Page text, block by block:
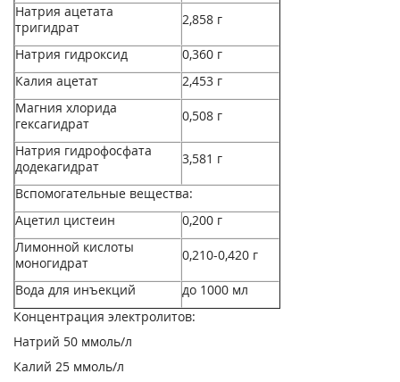
Натрия ацетата
тригидрат
2,858 г
Натрия гидроксид
0,360 г
Калия ацетат
2,453 г
Магния хлорида
гексагидрат
0,508 г
Натрия гидрофосфата
додекагидрат
3,581 г
Вспомогательные вещества:
Ацетил цистеин
0,200 г
Лимонной кислоты
моногидрат
0,210-0,420 г
Вода для инъекций
до 1000 мл
Концентрация электролитов:
Натрий 50 ммоль/л
Калий 25 ммоль/л